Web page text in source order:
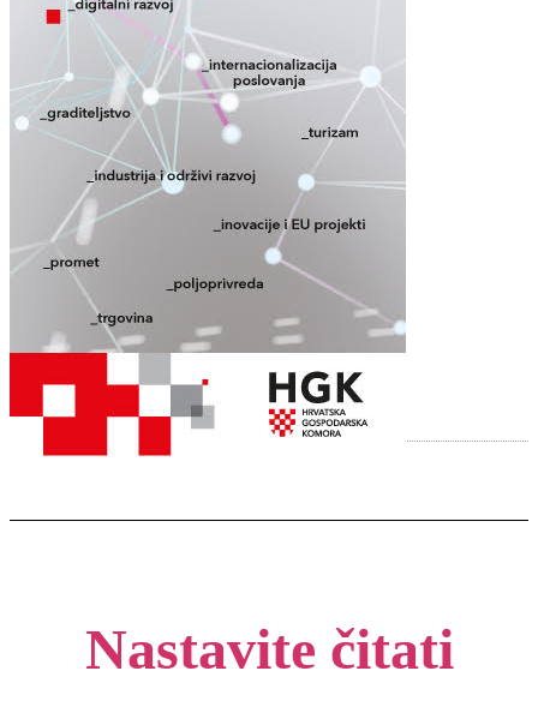
Nastavite čitati